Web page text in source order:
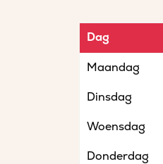
Dag
Maandag
Dinsdag
Woensdag
Donderdag